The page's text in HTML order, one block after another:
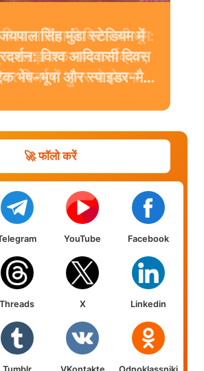
आदिवासी दिवस की धूम:
तक भव्य कार्यक्रम,
रिजर्व में ‘हुनर से रोजगार’
🚀 फॉलो करें
YouTube Facebook
Threads X Linkedin